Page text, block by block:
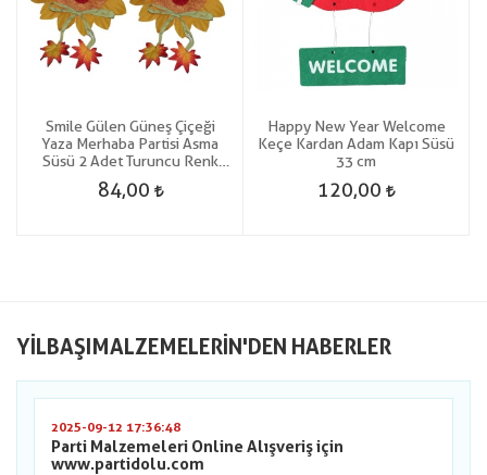
Smile Gülen Güneş Çiçeği
Yaza Merhaba Partisi Asma
Süsü 2 Adet Turuncu Renk
84,00
Happy New Year Welcome
Keçe Kardan Adam Kapı Süsü
33 cm
120,00
YILBAŞIMALZEMELERIN'DEN HABERLER
2025-09-12 17:36:48
Parti Malzemeleri Online Alışveriş için
www.partidolu.com